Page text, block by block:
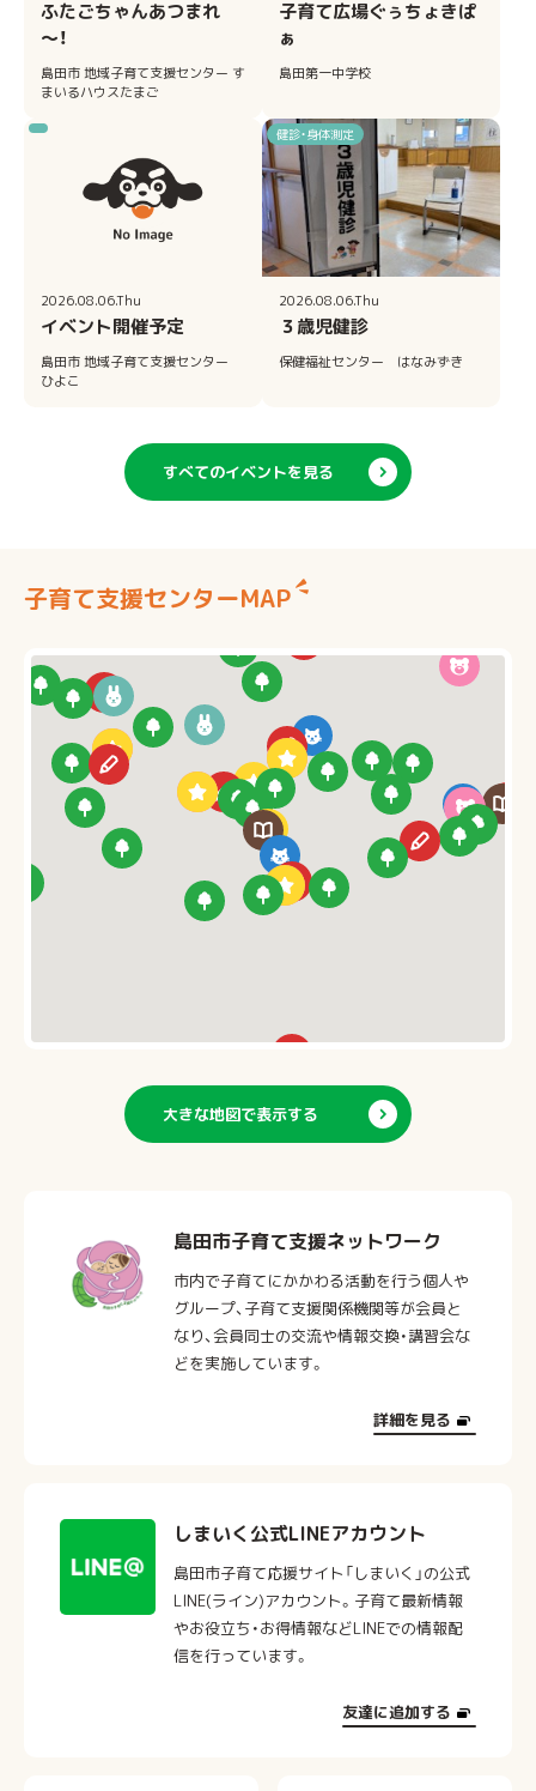
ふたごちゃんあつまれ
～！
島田市 地域子育て支援センター す
まいるハウスたまご
子育て広場ぐぅちょきぱ
ぁ
島田第一中学校
2026.08.06.Thu
イベント開催予定
島田市 地域子育て支援センター
ひよこ
健診・身体測定
2026.08.06.Thu
３歳児健診
保健福祉センター はなみずき
すべてのイベントを見る
子育て支援センターMAP
大きな地図で表示する
島田市子育て支援ネットワーク
市内で子育てにかかわる活動を行う個人や
グループ、子育て支援関係機関等が会員と
なり、会員同士の交流や情報交換・講習会な
どを実施しています。
詳細を見る
しまいく公式LINEアカウント
島田市子育て応援サイト「しまいく」の公式
LINE(ライン)アカウント。子育て最新情報
やお役立ち・お得情報などLINEでの情報配
信を行っています。
友達に追加する